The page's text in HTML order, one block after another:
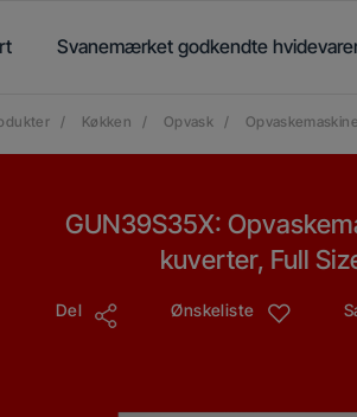
Svanemærket godkendte
/ Køkken / Opvask / Opvaskemaskine
GUN39S35X:
kuverter, Full
Del Ønskeliste